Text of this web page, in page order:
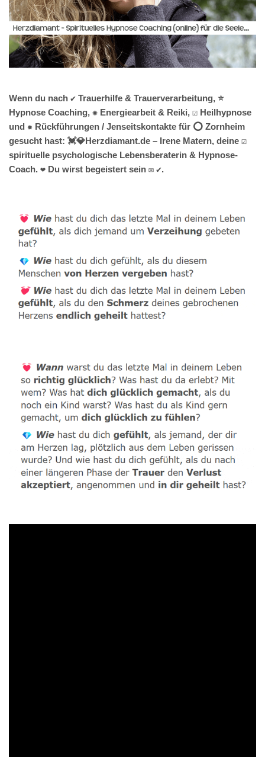
Wenn du nach ✔️ Trauerhilfe & Trauerverarbeitung, ⭐
Hypnose Coaching, ✺ Energiearbeit & Reiki, ☑️ Heilhypnose
und ✹ Rückführungen / Jenseitskontakte für ⭕ Zornheim
gesucht hast: 💓️💎Herzdiamant.de – Irene Matern, deine ☑️
spirituelle psychologische Lebensberaterin & Hypnose-
Coach. ❤ Du wirst begeistert sein ✉ ✔.